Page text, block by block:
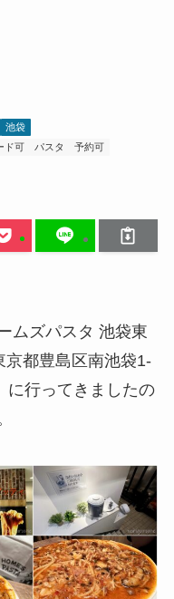
池袋
ド可 パスタ
予約可
ムズパスタ 池袋東
京都豊島区南池袋1-
に行ってきましたの